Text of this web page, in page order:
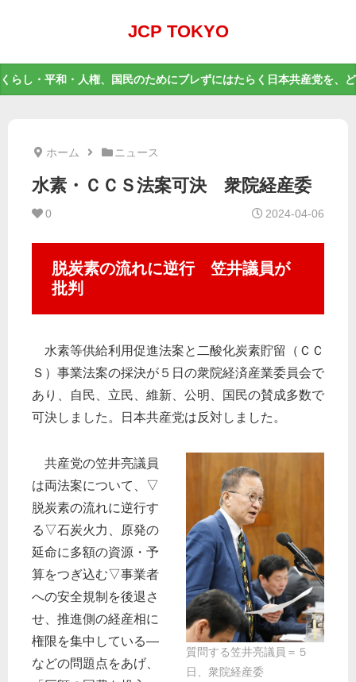
JCP TOKYO
くらし・平和・人権、国民のためにブレずにはたらく日本共産党を、
ホーム ニュース
水素・ＣＣＳ法案可決 衆院経産委
0 2024-04-06
脱炭素の流れに逆行 笠井議員が
批判
水素等供給利用促進法案と二酸化炭素貯留（ＣＣ
Ｓ）事業法案の採決が５日の衆院経済産業委員会で
あり、自民、立民、維新、公明、国民の賛成多数で
可決しました。日本共産党は反対しました。
質問する笠井亮議員＝５
日、衆院経産委
共産党の笠井亮議員
は両法案について、▽
脱炭素の流れに逆行す
る▽石炭火力、原発の
延命に多額の資源・予
算をつぎ込む▽事業者
への安全規制を後退さ
せ、推進側の経産相に
権限を集中している―
などの問題点をあげ、